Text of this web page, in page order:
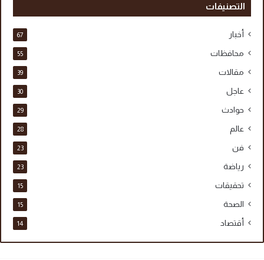
التصنيفات
أخبار 67
محافظات 55
مقالات 39
عاجل 30
حوادث 29
عالم 28
فن 23
رياضة 23
تحقيقات 15
الصحة 15
أقتصاد 14